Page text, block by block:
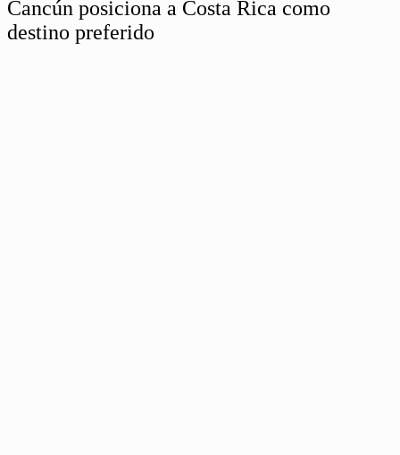
Cancún posiciona a Costa Rica como
destino preferido